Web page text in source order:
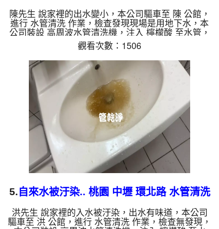
陳先生 說家裡的出水變小，本公司驅車至 陳 公館，
進行 水管清洗 作業，檢查發現現場是用地下水，本
公司裝設 高周波水管清洗機，注入 檸檬酸 至水管，
等了約15分，開啟 水管清洗機 ，啟動 螺旋波 模式，
一洗水管就流出黑水，一下變成棕色綠色，看起來就
像彩虹水，四個多小時後，出水變乾淨熱水出水也恢
復了。 如是自來水，如水管老化，會產生鐵鏽跟泥
沙堆積，洗出來的水就會是咖啡色，地下水含有氧化
錳，管壁上會結成黑色管垢，洗出來的水會跟石油一
樣黑，有些洗出綠色的水，是因為裡面有銅的物質，
生鏽產生銅綠，如...
觀看次數：1506
5.自來水被汙染.. 桃園 中壢 環北路 水管清洗
洪先生 說家裡的入水被汙染，出水有味道，本公司
驅車至 洪 公館，進行 水管清洗 作業，檢查無發現，